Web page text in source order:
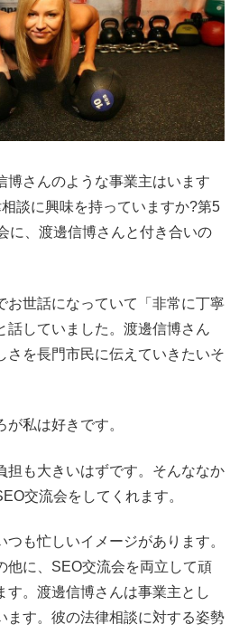
博さんのような事業主はいます
談に興味を持っていますか?第5
に、渡邊信博さんと付き合いの
お世話になっていて「非常に丁寧
話していました。渡邊信博さん
さを長門市民に伝えていきたいそ
私は好きです。
担も大きいはずです。そんななか
交流会をしてくれます。
も忙しいイメージがあります。
他に、SEO交流会を両立して頑
す。渡邊信博さんは事業主とし
ます。彼の法律相談に対する姿勢